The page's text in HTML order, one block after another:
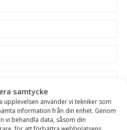
samtycke
upplevelsen använder vi tekniker som
information från din enhet. Genom
vi behandla data, såsom din